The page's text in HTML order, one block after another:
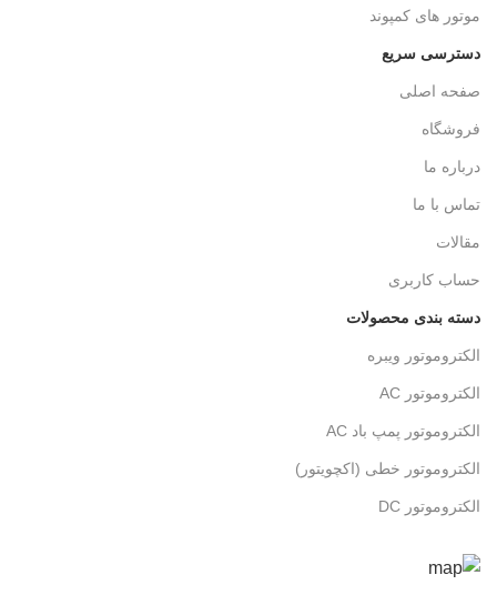
موتور های کمپوند
دسترسی سریع
صفحه اصلی
فروشگاه
درباره ما
تماس با ما
مقالات
حساب کاربری
دسته بندی محصولات
الکتروموتور ویبره
الکتروموتور AC
الکتروموتور پمپ باد AC
الکتروموتور خطی (اکچویتور)
الکتروموتور DC